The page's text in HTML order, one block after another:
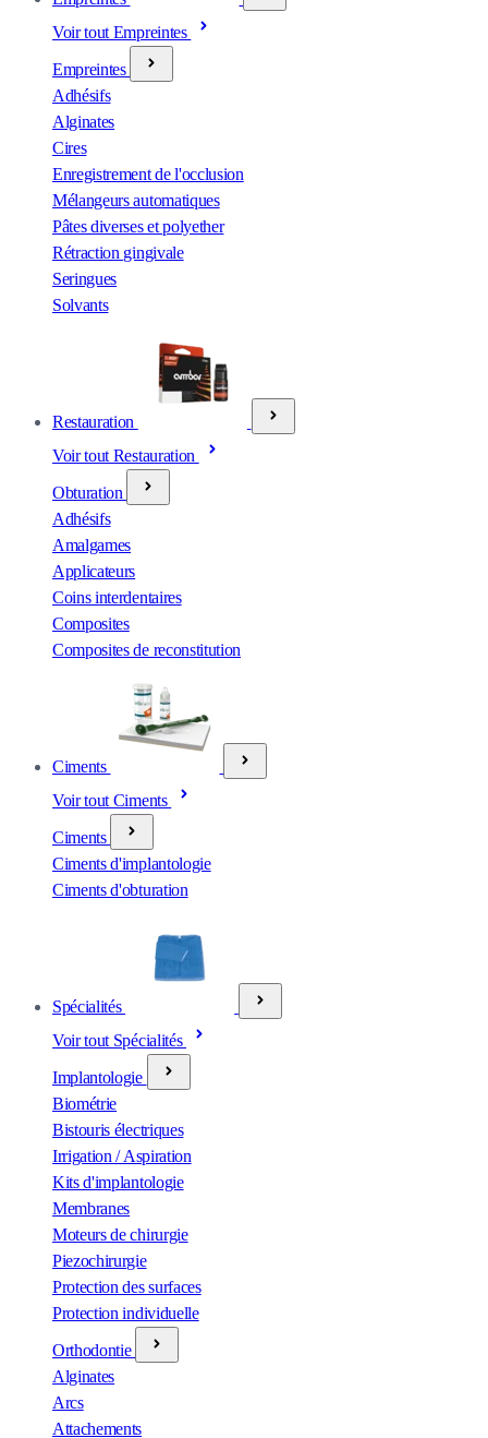
Voir tout Empreintes
Empreintes
Adhésifs
Alginates
Cires
Enregistrement de l'occlusion
Mélangeurs automatiques
Pâtes diverses et polyether
Rétraction gingivale
Seringues
Solvants
Restauration
Voir tout Restauration
Obturation
Adhésifs
Amalgames
Applicateurs
Coins interdentaires
Composites
Composites de reconstitution
Ciments
Voir tout Ciments
Ciments
Ciments d'implantologie
Ciments d'obturation
Spécialités
Voir tout Spécialités
Implantologie
Biométrie
Bistouris électriques
Irrigation / Aspiration
Kits d'implantologie
Membranes
Moteurs de chirurgie
Piezochirurgie
Protection des surfaces
Protection individuelle
Orthodontie
Alginates
Arcs
Attachements